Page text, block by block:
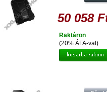
50 058
(20% ÁFA-val)
Raktáron